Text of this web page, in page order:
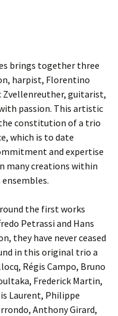
brings together three
harpist, Florentino
Zvellenreuther, guitarist,
passion. This artistic
constitution of a trio
which is to date
and expertise
many creations within
the first works
Petrassi and Hans
they have never ceased
in this original trio a
Régis Campo, Bruno
Frederick Martin,
Laurent, Philippe
Anthony Girard,